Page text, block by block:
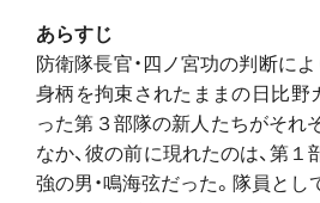
あらすじ
防衛隊長官・四ノ宮功の判断に
身柄を拘束されたままの日比野
った第３部隊の新人たちがそれ
なか、彼の前に現れたのは、第
強の男・鳴海弦だった。隊員と